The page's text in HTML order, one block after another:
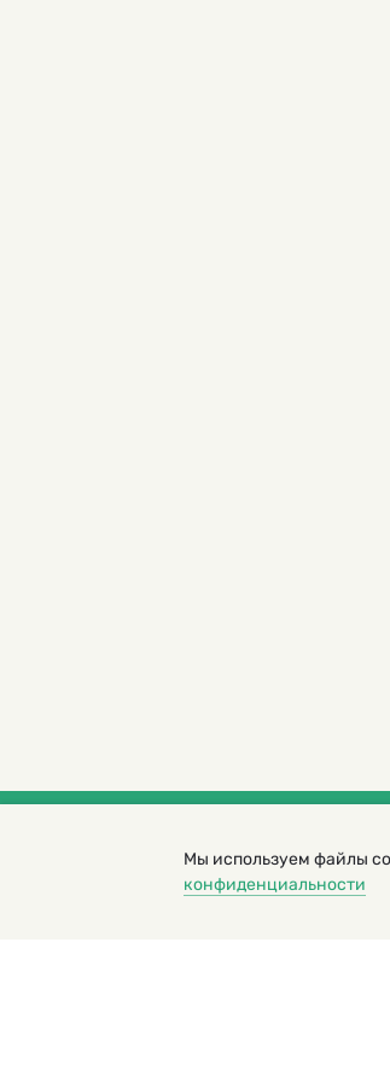
© 2000 – 2026. Кукумбер.
Копирование материалов
Мы используем файлы
конфиденциальности